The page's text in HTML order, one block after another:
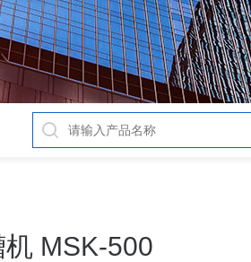
MSK-500